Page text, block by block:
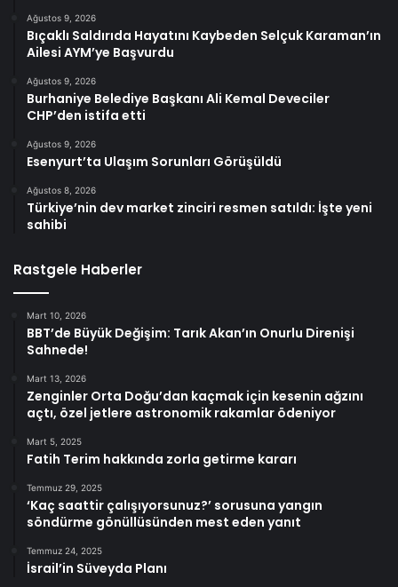
Ağustos 9, 2026
Bıçaklı Saldırıda Hayatını Kaybeden Selçuk Karaman’ın
Ailesi AYM’ye Başvurdu
Ağustos 9, 2026
Burhaniye Belediye Başkanı Ali Kemal Deveciler
CHP’den istifa etti
Ağustos 9, 2026
Esenyurt’ta Ulaşım Sorunları Görüşüldü
Ağustos 8, 2026
Türkiye’nin dev market zinciri resmen satıldı: İşte yeni
sahibi
Rastgele Haberler
Mart 10, 2026
BBT’de Büyük Değişim: Tarık Akan’ın Onurlu Direnişi
Sahnede!
Mart 13, 2026
Zenginler Orta Doğu’dan kaçmak için kesenin ağzını
açtı, özel jetlere astronomik rakamlar ödeniyor
Mart 5, 2025
Fatih Terim hakkında zorla getirme kararı
Temmuz 29, 2025
‘Kaç saattir çalışıyorsunuz?’ sorusuna yangın
söndürme gönüllüsünden mest eden yanıt
Temmuz 24, 2025
İsrail’in Süveyda Planı